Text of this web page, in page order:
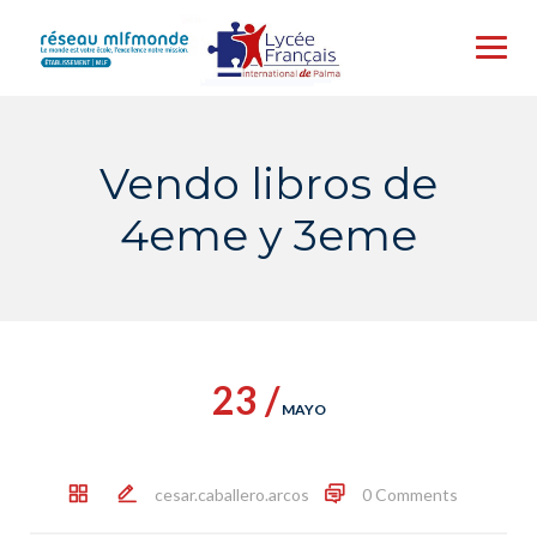
content
Vendo libros de
4eme y 3eme
23 / MAYO
cesar.caballero.arcos 0 Comments